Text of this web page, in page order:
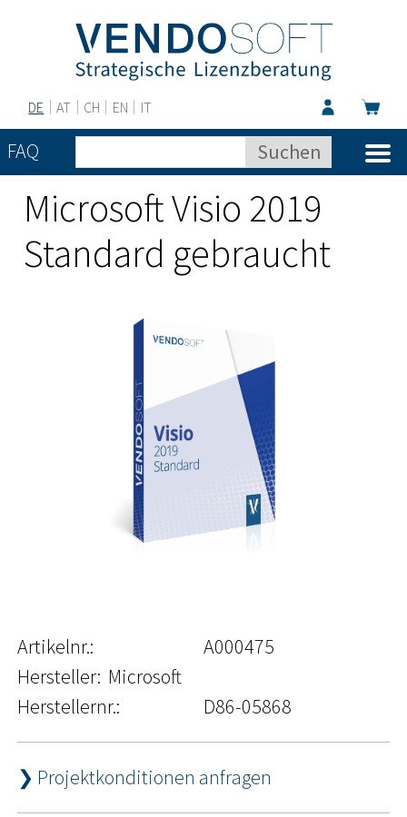
DE AT CH EN IT
FAQ
Microsoft Visio 2019
Standard gebraucht
Artikelnr.:
A000475
Hersteller: Microsoft
Herstellernr.:
D86-05868
❯ Projektkonditionen anfragen